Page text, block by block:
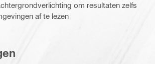
om resultaten zelfs
af te lezen